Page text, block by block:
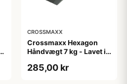
CROSSMAXX
Crossmaxx Hexagon
Håndvægt 7 kg - Lavet i
gummi - Riflet håndtag
285,00 kr